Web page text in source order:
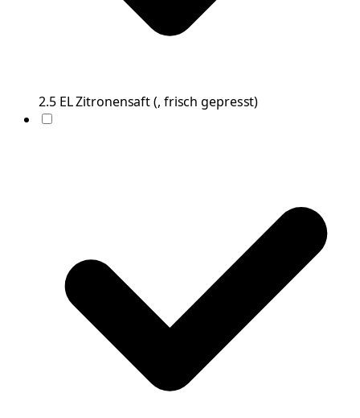
2.5 ELZitronensaft(, frisch gepresst)